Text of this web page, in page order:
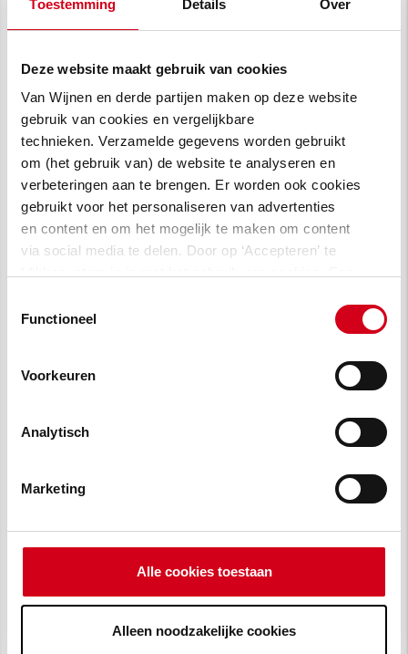
Toestemming Details Over
Deze website maakt gebruik van cookies
Van Wijnen en derde partijen maken op deze website
gebruik van cookies en vergelijkbare
technieken. Verzamelde gegevens worden gebruikt
om (het gebruik van) de website te analyseren en
verbeteringen aan te brengen. Er worden ook cookies
gebruikt voor het personaliseren van advertenties
en content en om het mogelijk te maken om content
via social media te delen. Door op ‘Accepteren’ te
vragen lees je in
Functioneel
Voorkeuren
Analytisch
Marketing
Alle cookies toestaan
Alleen noodzakelijke cookies
aangesloten op de Utrechtse
zonnepanelen, de woningen kennen een hoge
luchtdichtheid en hebben CO2-gestuurde
ventilatiesystemen. Daarmee overtreft
Zijdebalen wettelijke normeringen in het
kader van duurzaamheid.
Klik hier
om meer te weten te komen over
Zijdebalen.